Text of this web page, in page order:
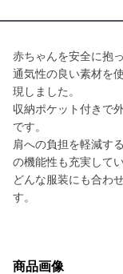
赤ちゃんを安全に抱
通気性の良い素材を
現しました。
収納ポケット付きで
です。
肩への負担を軽減す
の機能性も充実してい
どんな服装にも合わ
す。
商品画像